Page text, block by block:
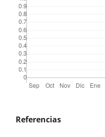
Referencias